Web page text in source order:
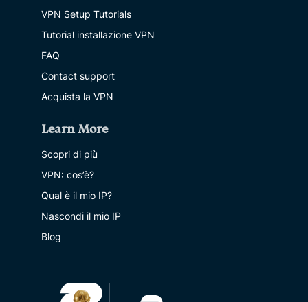
VPN Setup Tutorials
Tutorial installazione VPN
FAQ
Contact support
Acquista la VPN
Learn More
Scopri di più
VPN: cos’è?
Qual è il mio IP?
Nascondi il mio IP
Blog